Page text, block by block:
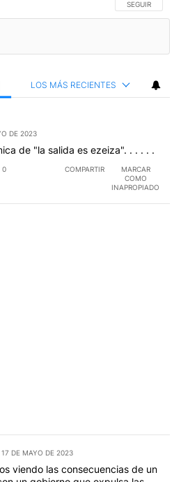
SIGA ESTA
SEGUIR
LOS MÁS RECIENTES
DE 2023
de "la salida es ezeiza". . . . . .
0 COMPARTIR
MARCAR
COMO
INAPROPIADO
17 DE MAYO DE 2023
viendo las consecuencias de un